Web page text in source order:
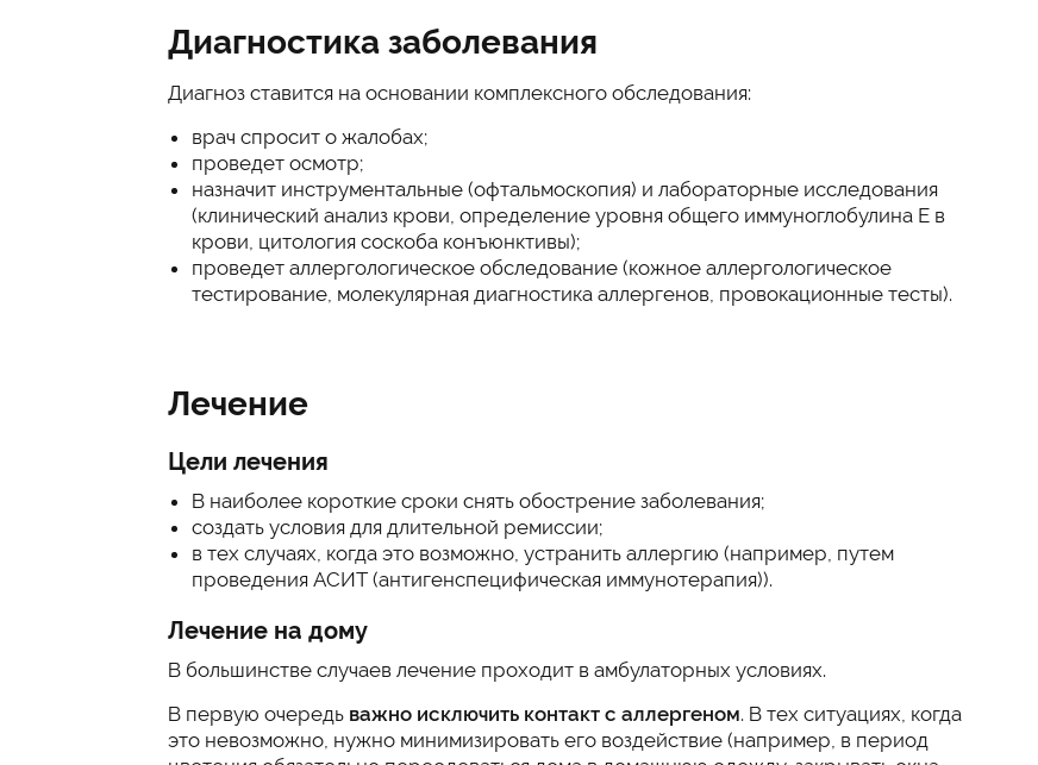
Диагностика заболевания
Диагноз ставится на основании комплексного обследования:
врач спросит о жалобах;
проведет осмотр;
назначит инструментальные (офтальмоскопия) и лабораторные исследования
(клинический анализ крови, определение уровня общего иммуноглобулина Е в
крови, цитология соскоба конъюнктивы);
проведет аллергологическое обследование (кожное аллергологическое
тестирование, молекулярная диагностика аллергенов, провокационные тесты).
Лечение
Цели лечения
В наиболее короткие сроки снять обострение заболевания;
создать условия для длительной ремиссии;
в тех случаях, когда это возможно, устранить аллергию (например, путем
проведения АСИТ (антигенспецифическая иммунотерапия)).
Лечение на дому
В большинстве случаев лечение проходит в амбулаторных условиях.
В первую очередь важно исключить контакт с аллергеном. В тех ситуациях, когда
это невозможно, нужно минимизировать его воздействие (например, в период